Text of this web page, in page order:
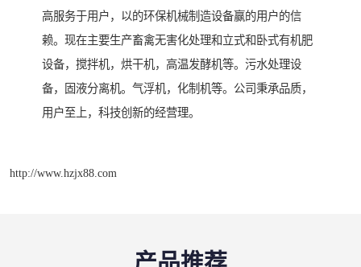
高服务于用户，以的环保机械制造设备赢的用户的信
赖。现在主要生产畜禽无害化处理和立式和卧式有机肥
设备，搅拌机，烘干机，高温发酵机等。污水处理设
备，固液分离机。气浮机，化制机等。公司秉承品质，
用户至上，科技创新的经营理。
http://www.hzjx88.com